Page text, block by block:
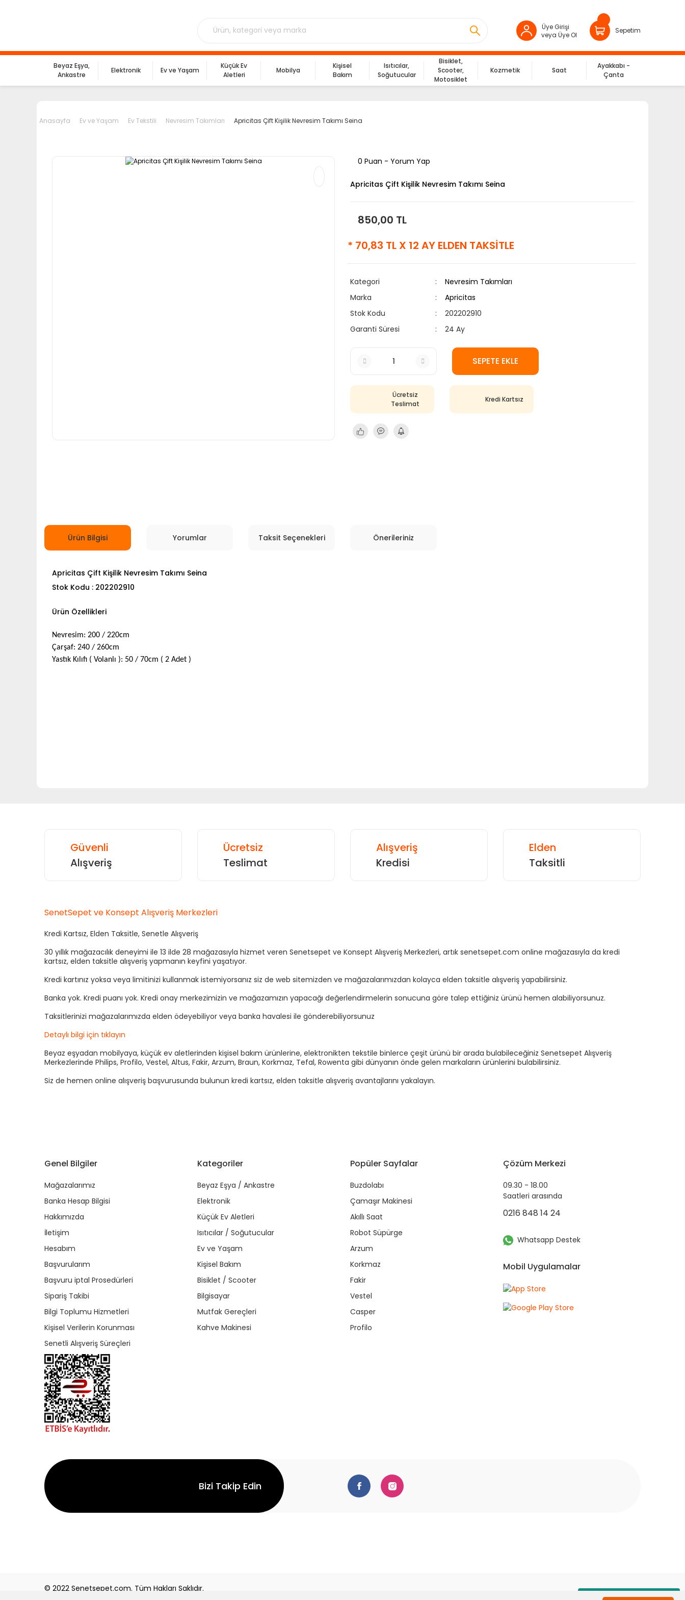
Üye Girişi
veya Üye Ol
Sepetim
Beyaz Eşya,
Ankastre
Elektronik Ev ve Yaşam
Küçük Ev
Aletleri
Mobilya
Kişisel
Bakım
Isıtıcılar,
Soğutucular
Bisiklet,
Scooter,
Motosiklet
Kozmetik Saat
Ayakkabı -
Çanta
Anasayfa Ev ve Yaşam Ev Tekstili Nevresim Takımları Apricitas Çift Kişilik Nevresim Takımı Seina
0 Puan - Yorum Yap
Apricitas Çift Kişilik Nevresim Takımı Seina
850,00 TL
* 70,83 TL X 12 AY ELDEN TAKSİTLE
Kategori
Nevresim Takımları
Marka
Apricitas
Stok Kodu
202202910
Garanti Süresi
24 Ay
SEPETE EKLE
Ücretsiz
Teslimat
Kredi Kartsız
Ürün Bilgisi Yorumlar Taksit Seçenekleri Önerileriniz
Apricitas Çift Kişilik Nevresim Takımı Seina
Stok Kodu : 202202910
Ürün Özellikleri
Nevresim: 200 / 220cm
Çarşaf: 240 / 260cm
Yastık Kılıfı ( Volanlı ): 50 / 70cm ( 2 Adet )
Güvenli
Alışveriş
Ücretsiz
Teslimat
Alışveriş
Kredisi
Elden
Taksitli
SenetSepet ve Konsept Alışveriş Merkezleri
Kredi Kartsız, Elden Taksitle, Senetle Alışveriş
30 yıllık mağazacılık deneyimi ile 13 ilde 28 mağazasıyla hizmet veren Senetsepet ve Konsept Alışveriş Merkezleri, artık senetsepet.com online mağazasıyla da kredi
kartsız, elden taksitle alışveriş yapmanın keyfini yaşatıyor.
Kredi kartınız yoksa veya limitinizi kullanmak istemiyorsanız siz de web sitemizden ve mağazalarımızdan kolayca elden taksitle alışveriş yapabilirsiniz.
Banka yok. Kredi puanı yok. Kredi onay merkezimizin ve mağazamızın yapacağı değerlendirmelerin sonucuna göre talep ettiğiniz ürünü hemen alabiliyorsunuz.
Taksitlerinizi mağazalarımızda elden ödeyebiliyor veya banka havalesi ile gönderebiliyorsunuz
Detaylı bilgi için tıklayın
Beyaz eşyadan mobilyaya, küçük ev aletlerinden kişisel bakım ürünlerine, elektronikten tekstile binlerce çeşit ürünü bir arada bulabileceğiniz Senetsepet Alışveriş
Merkezlerinde Philips, Profilo, Vestel, Altus, Fakir, Arzum, Braun, Korkmaz, Tefal, Rowenta gibi dünyanın önde gelen markaların ürünlerini bulabilirsiniz.
Siz de hemen online alışveriş başvurusunda bulunun kredi kartsız, elden taksitle alışveriş avantajlarını yakalayın.
Genel Bilgiler
Mağazalarımız
Banka Hesap Bilgisi
Hakkımızda
İletişim
Hesabım
Başvurularım
Başvuru iptal Prosedürleri
Sipariş Takibi
Bilgi Toplumu Hizmetleri
Kişisel Verilerin Korunması
Senetli Alışveriş Süreçleri
Kategoriler
Beyaz Eşya / Ankastre
Elektronik
Küçük Ev Aletleri
Isıtıcılar / Soğutucular
Ev ve Yaşam
Kişisel Bakım
Bisiklet / Scooter
Bilgisayar
Mutfak Gereçleri
Kahve Makinesi
Popüler Sayfalar
Buzdolabı
Çamaşır Makinesi
Akıllı Saat
Robot Süpürge
Arzum
Korkmaz
Fakir
Vestel
Casper
Profilo
Çözüm Merkezi
09.30 - 18.00
Saatleri arasında
0216 848 14 24
Whatsapp Destek
Mobil Uygulamalar
Bizi Takip Edin
© 2022 Senetsepet.com. Tüm Hakları Saklıdır.